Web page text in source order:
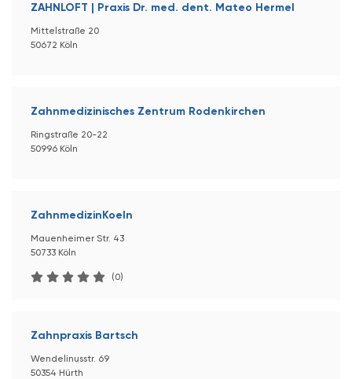
ZAHNLOFT | Praxis Dr. med. dent. Mateo Hermel
Mittelstraße 20
50672 Köln
Zahnmedizinisches Zentrum Rodenkirchen
Ringstraße 20-22
50996 Köln
ZahnmedizinKoeln
Mauenheimer Str. 43
50733 Köln
(0)
Zahnpraxis Bartsch
Wendelinusstr. 69
50354 Hürth